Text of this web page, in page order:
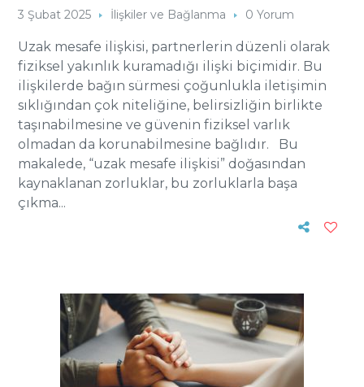
3 Şubat 2025 İlişkiler ve Bağlanma 0 Yorum
Uzak mesafe ilişkisi, partnerlerin düzenli olarak
fiziksel yakınlık kuramadığı ilişki biçimidir. Bu
ilişkilerde bağın sürmesi çoğunlukla iletişimin
sıklığından çok niteliğine, belirsizliğin birlikte
taşınabilmesine ve güvenin fiziksel varlık
olmadan da korunabilmesine bağlıdır. Bu
makalede, “uzak mesafe ilişkisi” doğasından
kaynaklanan zorluklar, bu zorluklarla başa
çıkma...